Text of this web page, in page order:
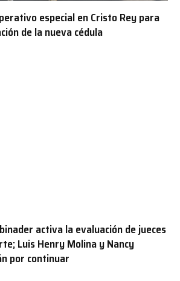
especial en Cristo Rey para
de la nueva cédula
activa la evaluación de jueces
Luis Henry Molina y Nancy
por continuar